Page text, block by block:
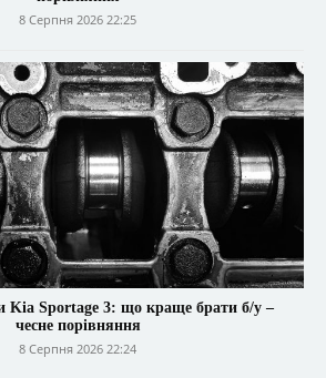
8 Серпня 2026 22:25
Kia Sportage 3: що краще брати б/у –
чесне порівняння
8 Серпня 2026 22:24